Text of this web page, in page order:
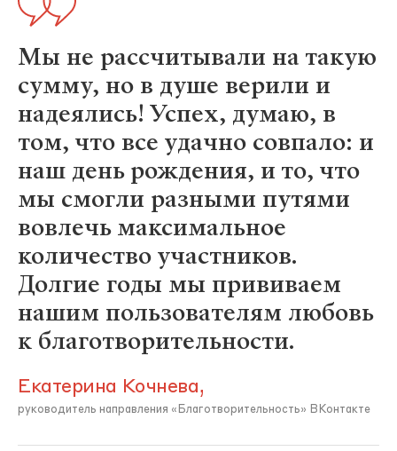
Мы не рассчитывали на такую
сумму, но в душе верили и
надеялись! Успех, думаю, в
том, что все удачно совпало: и
наш день рождения, и то, что
мы смогли разными путями
вовлечь максимальное
количество участников.
Долгие годы мы прививаем
нашим пользователям любовь
к благотворительности.
Екатерина Кочнева,
руководитель направления «Благотворительность» ВКонтакте